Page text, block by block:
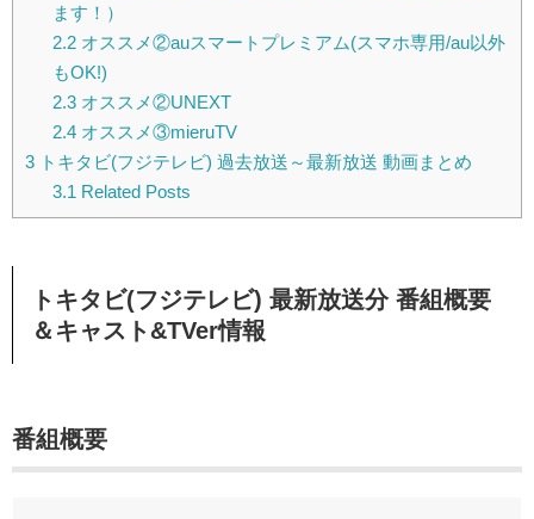
ます！）
2.2オススメ②auスマートプレミアム(スマホ専用/au以外
もOK!)
2.3オススメ②UNEXT
2.4オススメ③mieruTV
3 トキタビ(フジテレビ) 過去放送～最新放送 動画まとめ
3.1 Related Posts
トキタビ(フジテレビ) 最新放送分 番組概要
＆キャスト&TVer情報
番組概要